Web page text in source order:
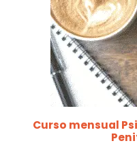
Curso mensual